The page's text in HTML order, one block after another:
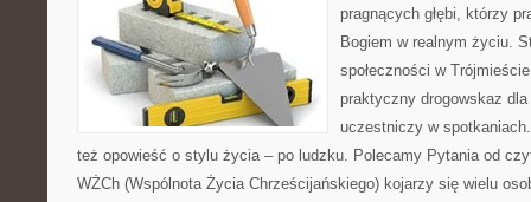
pragnących głębi, którzy
Bogiem w realnym życiu.
społeczności w
praktyczny drogowskaz
uczestniczy w
też opowieść o stylu życia – po ludzku. Polecamy Pytania od
WŻCh (Wspólnota Życia Chrześcijańskiego) kojarzy się wielu